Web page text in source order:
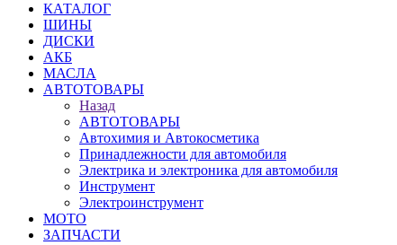
КАТАЛОГ
ШИНЫ
ДИСКИ
АКБ
МАСЛА
АВТОТОВАРЫ
Назад
АВТОТОВАРЫ
Автохимия и Автокосметика
Принадлежности для автомобиля
Электрика и электроника для автомобиля
Инструмент
Электроинструмент
МОТО
ЗАПЧАСТИ